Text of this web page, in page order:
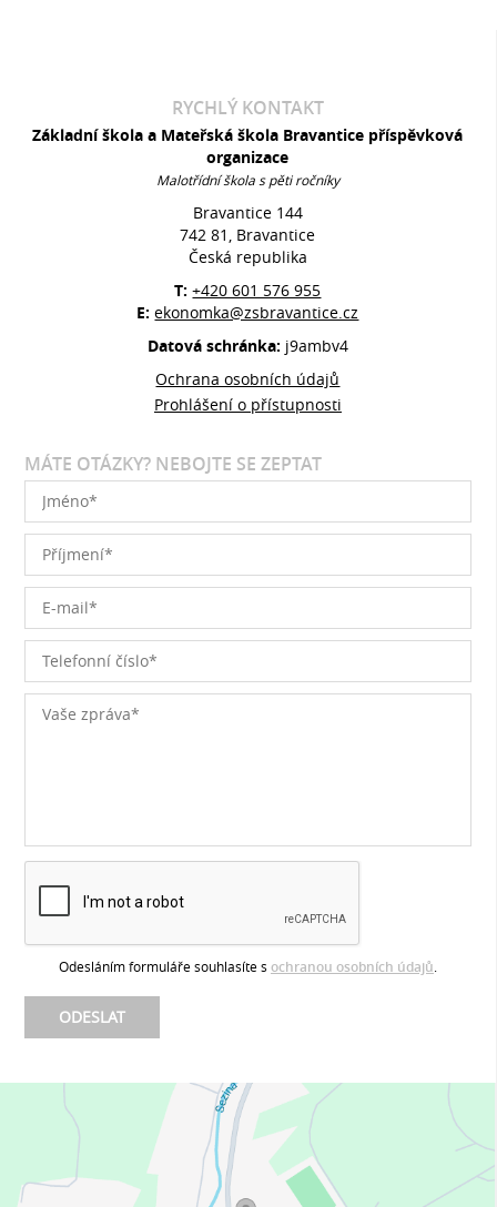
RYCHLÝ KONTAKT
Základní škola a Mateřská škola Bravantice příspěvková
organizace
Malotřídní škola s pěti ročníky
Bravantice 144
742 81, Bravantice
Česká republika
T:+420 601 576 955
E:ekonomka@zsbravantice.cz
Datová schránka: j9ambv4
Ochrana osobních údajů
Prohlášení o přístupnosti
MÁTE OTÁZKY? NEBOJTE SE ZEPTAT
Odesláním formuláře souhlasíte s ochranou osobních údajů